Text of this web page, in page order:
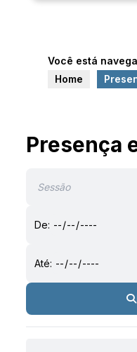
Você está
Home
Presença
De:
Até: